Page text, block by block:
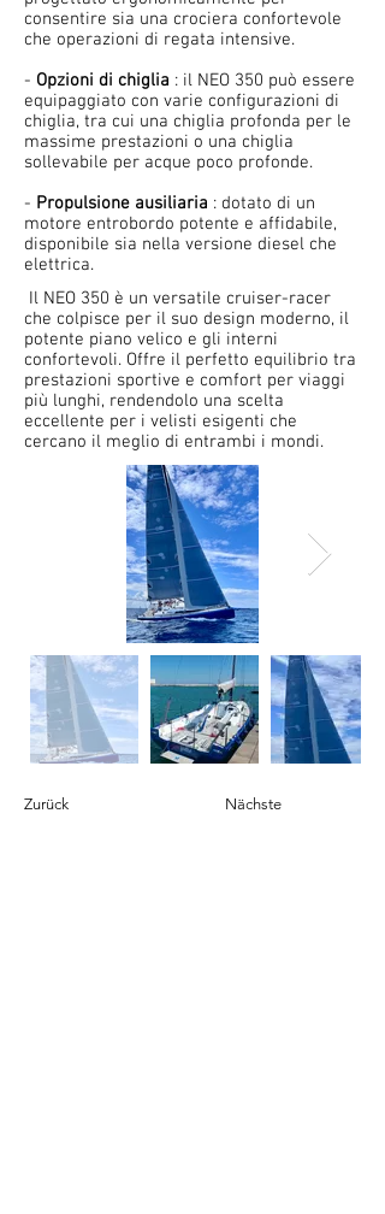
consentire sia una crociera confortevole
che operazioni di regata intensive.
- Opzioni di chiglia : il NEO 350 può essere
equipaggiato con varie configurazioni di
chiglia, tra cui una chiglia profonda per le
massime prestazioni o una chiglia
sollevabile per acque poco profonde.
- Propulsione ausiliaria : dotato di un
motore entrobordo potente e affidabile,
disponibile sia nella versione diesel che
elettrica.
Il NEO 350 è un versatile cruiser-racer
che colpisce per il suo design moderno, il
potente piano velico e gli interni
confortevoli. Offre il perfetto equilibrio tra
prestazioni sportive e comfort per viaggi
più lunghi, rendendolo una scelta
eccellente per i velisti esigenti che
cercano il meglio di entrambi i mondi.
Zurück Nächste